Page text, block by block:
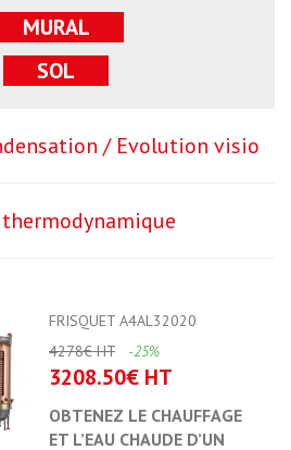
MURAL
SOL
/ Evolution visio
FRISQUET A4AL32020
4278€ HT
-25%
3208.50€ HT
OBTENEZ LE CHAUFFAGE
ET L’EAU CHAUDE D’UN